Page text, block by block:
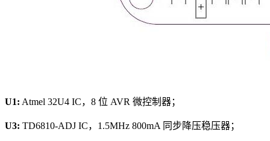
U1: Atmel 32U4 IC，8 位 AVR 微控制器；
U3: TD6810-ADJ IC，1.5MHz 800mA 同步降压稳压器；